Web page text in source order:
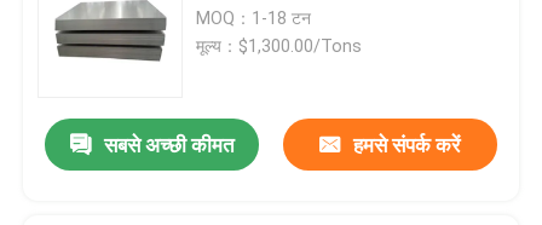
MOQ：1-18 टन
मूल्य：$1,300.00/Tons
सबसे अच्छी कीमत हमसे संपर्क करें